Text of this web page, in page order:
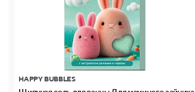
HAPPY BUBBLES